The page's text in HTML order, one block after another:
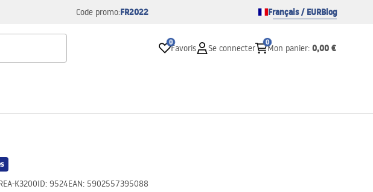
Code promo:FR2022 Français / EURBlog
0
Favoris Se connecter
0
Mon panier: 0,00 €
K3200ID: 9524EAN: 5902557395088